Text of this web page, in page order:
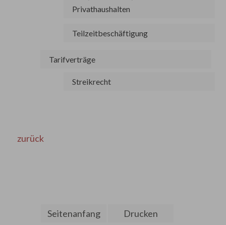
Privathaushalten
Teilzeitbeschäftigung
Tarifverträge
Streikrecht
zurück
Seitenanfang Drucken